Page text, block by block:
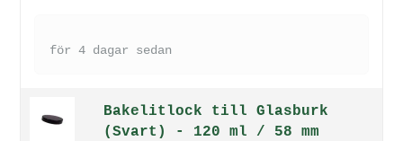
för 4 dagar sedan
Bakelitlock till Glasburk
(Svart) - 120 ml / 58 mm